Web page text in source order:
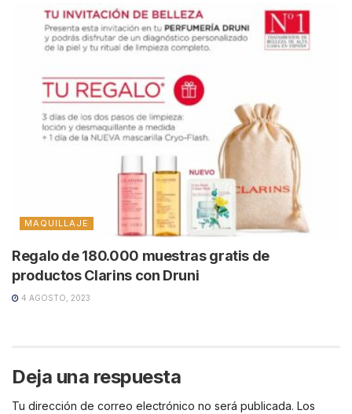
MAQUILLAJE
Regalo de 180.000 muestras gratis de
productos Clarins con Druni
4 AGOSTO, 2023
Deja una respuesta
Tu dirección de correo electrónico no será publicada. Los